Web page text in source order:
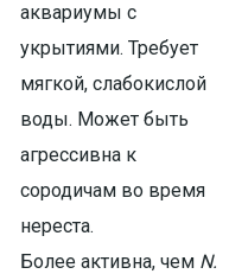
аквариумы с
укрытиями. Требует
мягкой, слабокислой
воды. Может быть
агрессивна к
сородичам во время
нереста.
Более активна, чем N.